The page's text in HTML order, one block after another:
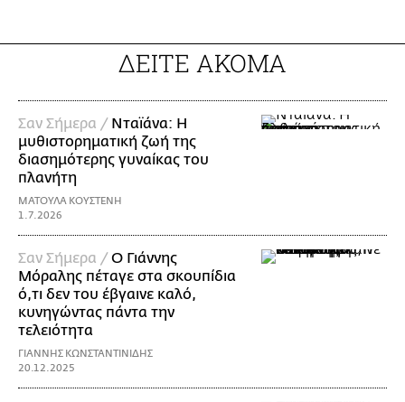
ΔΕΙΤΕ ΑΚΟΜΑ
Σαν Σήμερα / Νταϊάνα: Η
μυθιστορηματική ζωή της
διασημότερης γυναίκας του
πλανήτη
ΜΑΤΟΥΛΑ ΚΟΥΣΤΕΝΗ
1.7.2026
Σαν Σήμερα /Ο Γιάννης
Μόραλης πέταγε στα σκουπίδια
ό,τι δεν του έβγαινε καλό,
κυνηγώντας πάντα την
τελειότητα
ΓΙΑΝΝΗΣ ΚΩΝΣΤΑΝΤΙΝΙΔΗΣ
20.12.2025